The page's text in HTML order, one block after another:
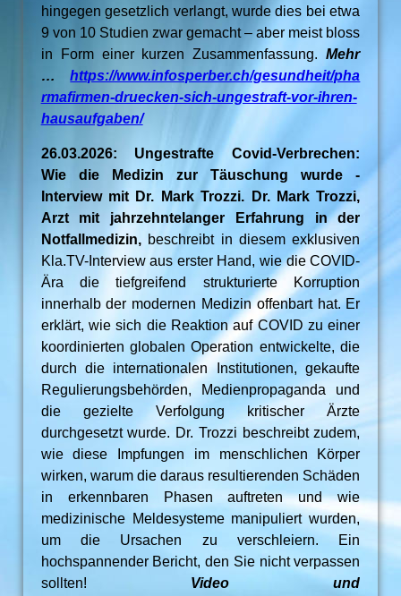
hingegen gesetzlich verlangt, wurde dies bei etwa
9 von 10 Studien zwar gemacht – aber meist bloss
in Form einer kurzen Zusammenfassung.Mehr
…https://www.infosperber.ch/gesundheit/pha
rmafirmen-druecken-sich-ungestraft-vor-ihren-
hausaufgaben/
26.03.2026: Ungestrafte Covid-Verbrechen:
Wie die Medizin zur Täuschung wurde -
Interview mit Dr. Mark Trozzi. Dr. Mark Trozzi,
Arzt mit jahrzehntelanger Erfahrung in der
Notfallmedizin, beschreibt in diesem exklusiven
Kla.TV-Interview aus erster Hand, wie die COVID-
Ära die tiefgreifend strukturierte Korruption
innerhalb der modernen Medizin offenbart hat. Er
erklärt, wie sich die Reaktion auf COVID zu einer
koordinierten globalen Operation entwickelte, die
durch die internationalen Institutionen, gekaufte
Regulierungsbehörden, Medienpropaganda und
die gezielte Verfolgung kritischer Ärzte
durchgesetzt wurde. Dr. Trozzi beschreibt zudem,
wie diese Impfungen im menschlichen Körper
wirken, warum die daraus resultierenden Schäden
in erkennbaren Phasen auftreten und wie
medizinische Meldesysteme manipuliert wurden,
um die Ursachen zu verschleiern. Ein
hochspannender Bericht, den Sie nicht verpassen
sollten! Video und